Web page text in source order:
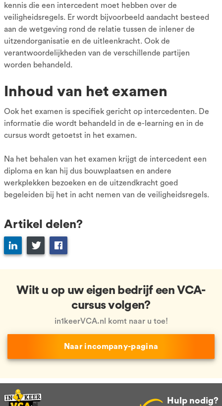
kennis die een intercedent moet hebben over de
veiligheidsregels. Er wordt bijvoorbeeld aandacht besteed
aan de wetgeving rond de relatie tussen de inlener de
uitzendorganisatie en de uitleenkracht. Ook de
verantwoordelijkheden van de verschillende partijen
worden behandeld.
Inhoud van het examen
Ook het examen is specifiek gericht op intercedenten. De
informatie die wordt behandeld in de e-learning en in de
cursus wordt getoetst in het examen.
Na het behalen van het examen krijgt de intercedent een
diploma en kan hij dus bouwplaatsen en andere
werkplekken bezoeken en de uitzendkracht goed
begeleiden bij het in acht nemen van de veiligheidsregels.
Artikel delen?
Wilt u op uw eigen bedrijf een VCA-
cursus volgen?
in1keerVCA.nl komt naar u toe!
Naar incompany-pagina
Hulp nodig?